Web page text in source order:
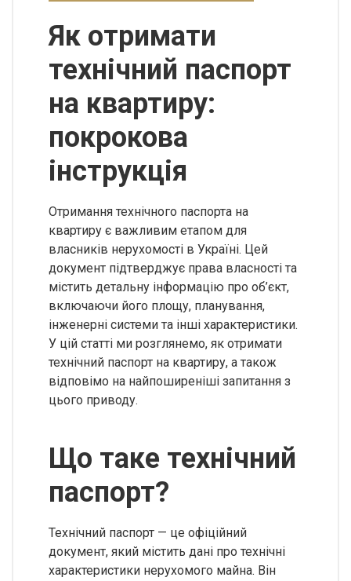
Як отримати
технічний паспорт
на квартиру:
покрокова
інструкція
Отримання технічного паспорта на
квартиру є важливим етапом для
власників нерухомості в Україні. Цей
документ підтверджує права власності та
містить детальну інформацію про об’єкт,
включаючи його площу, планування,
інженерні системи та інші характеристики.
У цій статті ми розглянемо, як отримати
технічний паспорт на квартиру, а також
відповімо на найпоширеніші запитання з
цього приводу.
Що таке технічний
паспорт?
Технічний паспорт — це офіційний
документ, який містить дані про технічні
характеристики нерухомого майна. Він